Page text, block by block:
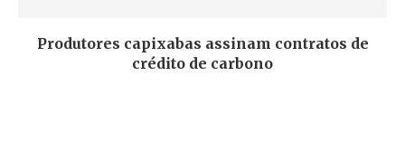
Produtores capixabas assinam contratos de
crédito de carbono